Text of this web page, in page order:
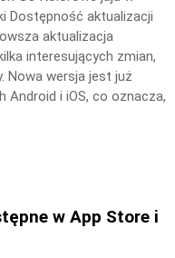
Dostępność aktualizacji
aktualizacja
interesujących zmian,
Nowa wersja jest już
i iOS, co oznacza,
w App Store i